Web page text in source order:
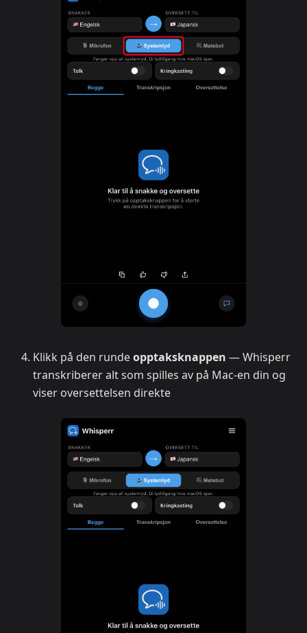
Klikk på den rundeopptaksknappen — Whisperr
transkriberer alt som spilles av på Mac-en din og
viser oversettelsen direkte